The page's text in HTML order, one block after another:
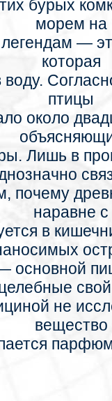
бурых
морем на
—
которая
птицы
около
Лишь в
почему
наравне с
в
основной
не
вещество